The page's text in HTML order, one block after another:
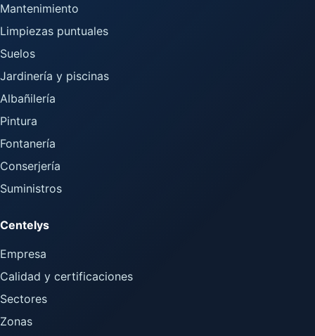
Mantenimiento
Limpiezas puntuales
Suelos
Jardinería y piscinas
Albañilería
Pintura
Fontanería
Conserjería
Suministros
Centelys
Empresa
Calidad y certificaciones
Sectores
Zonas